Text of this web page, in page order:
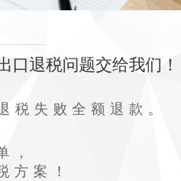
口退税问题交给我们！
税失败全额退款。
，
方案！